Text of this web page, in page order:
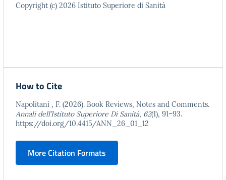
Copyright (c) 2026 Istituto Superiore di Sanità
How to Cite
Napolitani , F. (2026). Book Reviews, Notes and Comments.
Annali dell’Istituto Superiore Di Sanità, 62(1), 91–93.
https://doi.org/10.4415/ANN_26_01_12
More Citation Formats